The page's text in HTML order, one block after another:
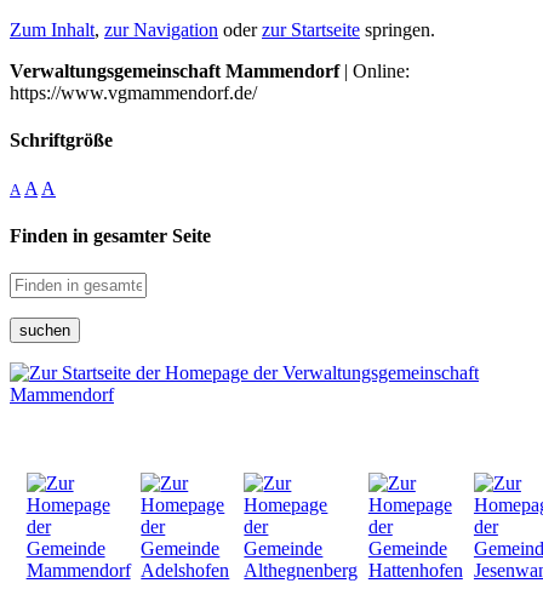
Zum Inhalt, zur Navigation oderzur Startseite springen.
Verwaltungsgemeinschaft Mammendorf| Online:
https://www.vgmammendorf.de/
Schriftgröße
A A A
Finden in gesamter Seite
suchen